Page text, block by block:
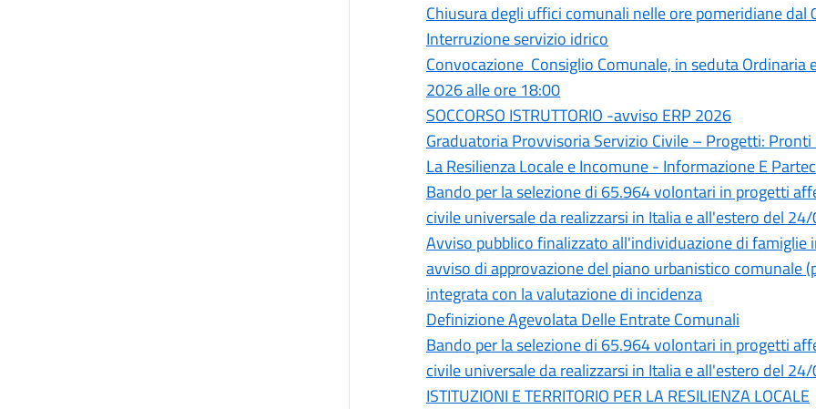
Chiusura degli uffici comunali nelle ore pomeridiane
Interruzione servizio idrico
Convocazione Consiglio Comunale, in seduta
2026 alle ore 18:00
SOCCORSO ISTRUTTORIO -avviso ERP 2026
Graduatoria Provvisoria Servizio Civile – Progetti:
La Resilienza Locale e Incomune - Informazione E
Bando per la selezione di 65.964 volontari in progetti
civile universale da realizzarsi in Italia e all'estero del
Avviso pubblico finalizzato all'individuazione di
avviso di approvazione del piano urbanistico comunale
integrata con la valutazione di incidenza
Definizione Agevolata Delle Entrate Comunali
Bando per la selezione di 65.964 volontari in progetti
civile universale da realizzarsi in Italia e all'estero del 24/
ISTITUZIONI E TERRITORIO PER LA RESILIENZA LOCALE